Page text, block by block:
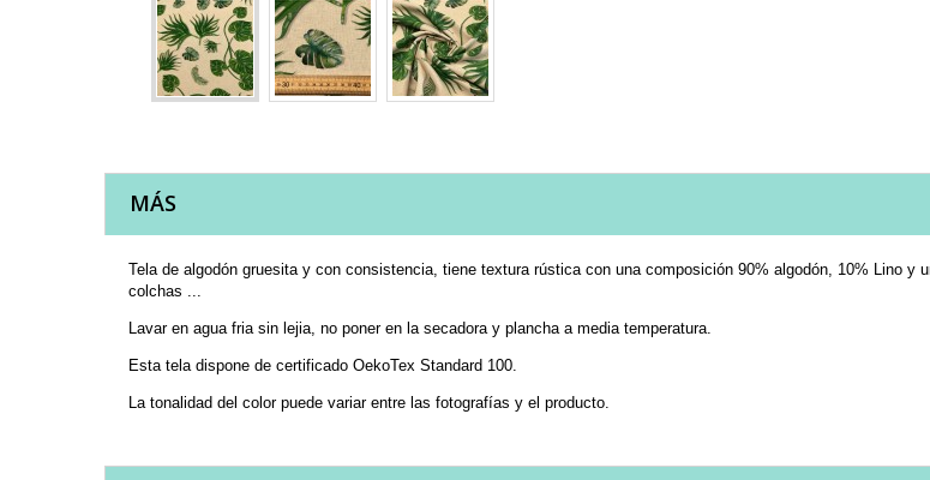
MÁS
Tela de algodón gruesita y con consistencia, tiene textura rústica con una composición 90% algodón, 10% Lino
colchas ...
Lavar en agua fria sin lejia, no poner en la secadora y plancha a media temperatura.
Esta tela dispone de certificado OekoTex Standard 100.
La tonalidad del color puede variar entre las fotografías y el producto.